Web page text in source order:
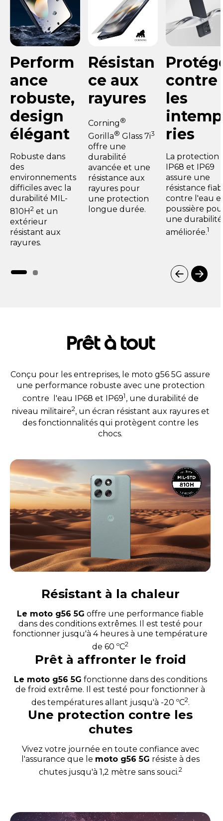
Perform
ance
robuste,
design
élégant
Robuste dans
des
environnements
difficiles avec la
durabilité MIL-
810H2 et un
extérieur
résistant aux
rayures.
Résistan
ce aux
rayures
Corning®
Gorilla® Glass 7i3
offre une
durabilité
avancée et une
résistance aux
rayures pour
une protection
longue durée.
contre
les
ries
La protection
IP68 et IP69
assure une
résistance
contre l'eau
poussière
une durabilité
améliorée.1
Prêt à tout
Conçu pour les entreprises, le moto g56 5G assure
une performance robuste avec une protection
contre l'eau IP68 et IP691, une durabilité de
niveau militaire2, un écran résistant aux rayures et
des fonctionnalités qui protègent contre les
chocs.
Résistant à la chaleur
Le moto g56 5G offre une performance fiable
dans des conditions extrêmes. Il est testé pour
fonctionner jusqu'à 4 heures à une température
de 60 ºC2
Prêt à affronter le froid
Le moto g56 5G fonctionne dans des conditions
de froid extrême. Il est testé pour fonctionner à
des températures allant jusqu'à -20 ºC2.
Une protection contre les
chutes
Vivez votre journée en toute confiance avec
l'assurance que le moto g56 5G résiste à des
chutes jusqu'à 1,2 mètre sans souci.2